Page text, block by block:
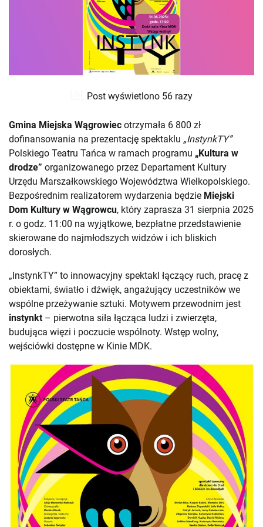
Post wyświetlono 56 razy
Gmina Miejska Wągrowiec otrzymała 6 800 zł
dofinansowania na prezentację spektaklu „InstynkTY”
Polskiego Teatru Tańca w ramach programu „Kultura w
drodze” organizowanego przez Departament Kultury
Urzędu Marszałkowskiego Województwa Wielkopolskiego.
Bezpośrednim realizatorem wydarzenia będzie Miejski
Dom Kultury w Wągrowcu, który zaprasza 31 sierpnia 2025
r. o godz. 11:00 na wyjątkowe, bezpłatne przedstawienie
skierowane do najmłodszych widzów i ich bliskich
dorosłych.
„InstynkTY” to innowacyjny spektakl łączący ruch, pracę z
obiektami, światło i dźwięk, angażujący uczestników we
wspólne przeżywanie sztuki. Motywem przewodnim jest
instynkt – pierwotna siła łącząca ludzi i zwierzęta,
budująca więzi i poczucie wspólnoty. Wstęp wolny,
wejściówki dostępne w Kinie MDK.